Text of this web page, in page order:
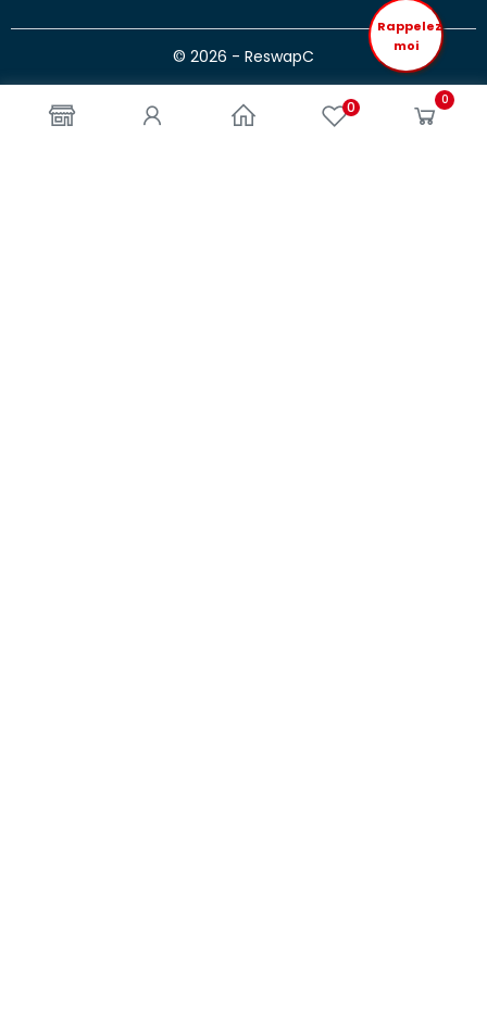
0 0
© 2026 - ReswapC
Rappelez
moi